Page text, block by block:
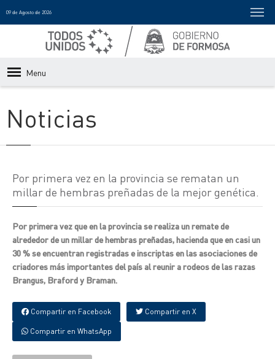
09 de Agosto de 2026
Menu
Noticias
Por primera vez en la provincia se rematan un
millar de hembras preñadas de la mejor genética.
Por primera vez que en la provincia se realiza un remate de
alrededor de un millar de hembras preñadas, hacienda que en casi un
30 % se encuentran registradas e inscriptas en las asociaciones de
criadores más importantes del país al reunir a rodeos de las razas
Brangus, Braford y Braman.
Compartir en Facebook Compartir en X
Compartir en WhatsApp